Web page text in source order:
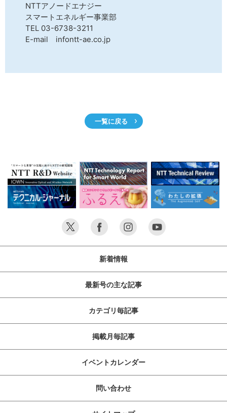
NTTアノードエナジー
スマートエネルギー事業部
TEL 03-6738-3211
E-mail infontt-ae.co.jp
一覧に戻る
新着情報
最新号の主な記事
カテゴリ毎記事
掲載月毎記事
イベントカレンダー
問い合わせ